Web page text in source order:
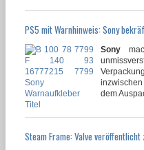
PS5 mit Warnhinweis: Sony
Sony
dem
Steam Frame: Valve